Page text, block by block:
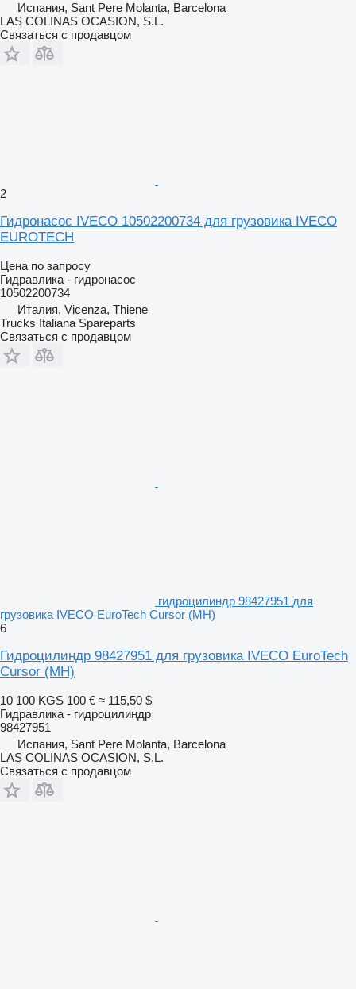
Испания, Sant Pere Molanta, Barcelona
LAS COLINAS OCASION, S.L.
Связаться с продавцом
2
Гидронасос IVECO 10502200734 для грузовика IVECO
EUROTECH
Цена по запросу
Гидравлика - гидронасос
10502200734
Италия, Vicenza, Thiene
Trucks Italiana Spareparts
Связаться с продавцом
гидроцилиндр 98427951 для
грузовика IVECO EuroTech Cursor (MH)
6
Гидроцилиндр 98427951 для грузовика IVECO EuroTech
Cursor (MH)
10 100 KGS 100 € ≈ 115,50 $
Гидравлика - гидроцилиндр
98427951
Испания, Sant Pere Molanta, Barcelona
LAS COLINAS OCASION, S.L.
Связаться с продавцом